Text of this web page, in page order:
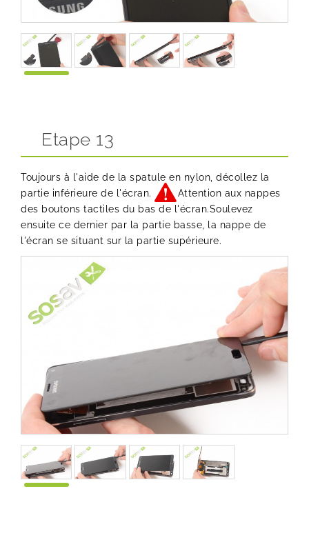
Etape 13
Toujours à l'aide de la spatule en nylon, décollez la
partie inférieure de l'écran.
Attention aux nappes
des boutons tactiles du bas de l'écran.Soulevez
ensuite ce dernier par la partie basse, la nappe de
l'écran se situant sur la partie supérieure.